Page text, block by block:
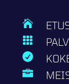



